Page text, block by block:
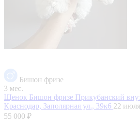
Бишон фризе
3 мес.
Щенок Бишон фризе Прикубанский
Краснодар, Заполярная ул., 39к6 22
55 000 ₽